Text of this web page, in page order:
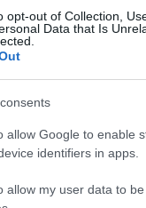
opt-out of Collection,
Data that Is
allow Google to enable
identifiers in apps.
allow my user data to
történetét.
ezelőtt
kilométer…